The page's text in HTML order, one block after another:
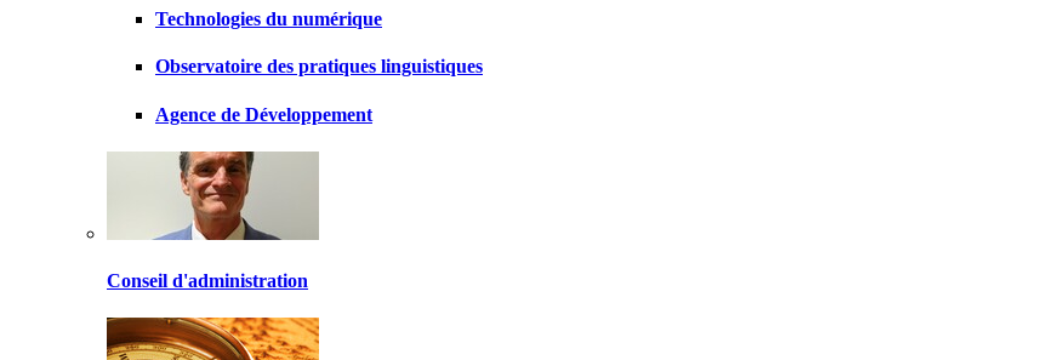
Technologies du numérique
Observatoire des pratiques linguistiques
Agence de Développement
Conseil d'administration